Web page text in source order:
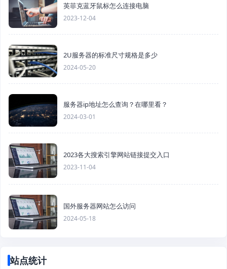
英菲克蓝牙鼠标怎么连接电脑
2023-12-04
2U服务器的标准尺寸规格是多少
2024-05-20
服务器ip地址怎么查询？在哪里看？
2024-03-01
2023各大搜索引擎网站链接提交入口
2023-11-04
国外服务器网站怎么访问
2024-05-18
站点统计